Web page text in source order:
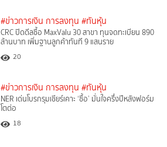
#ข่าวการเงิน การลงทุน #ทันหุ้น
CRC ปิดดีลซื้อ MaxValu 30 สาขา ทุนจดทะเบียน 890
ล้านบาท เพิ่มฐานลูกค้าทันที 9 แสนราย
20
#ข่าวการเงิน การลงทุน #ทันหุ้น
NER เด่นโบรกรุมเชียร์เคาะ ‘ซื้อ’ มั่นใจครึ่งปีหลังฟอร์ม
โตต่อ
18